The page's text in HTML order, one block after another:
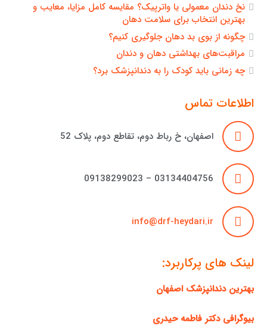
نخ دندان معمولی یا واترپیک؟ مقایسه کامل مزایا، معایب و
بهترین انتخاب برای سلامت دهان
چگونه از بوی بد دهان جلوگیری کنیم؟
مراقبت‌های بهداشتی دهان و دندان
چه زمانی باید کودک را به دندانپزشک برد؟
اطلاعات تماس
اصفهان، خ رباط دوم، تقاطع دوم، پلاک 52
03134404756 – 09138299023
info@drf-heydari.ir
لینک های پرکاربرد:
بهترین دندانپزشک اصفهان
بیوگرافی دکتر فاطمه حیدری